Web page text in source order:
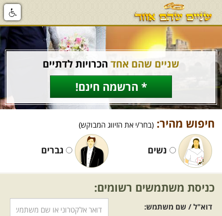
שניים שהם אחד הכרויות לדתיים
* הרשמה חינם!
חיפוש מהיר: (בחר/י את הזיווג המבוקש)
נשים גברים
כניסת משתמשים רשומים:
דוא"ל / שם משתמש: